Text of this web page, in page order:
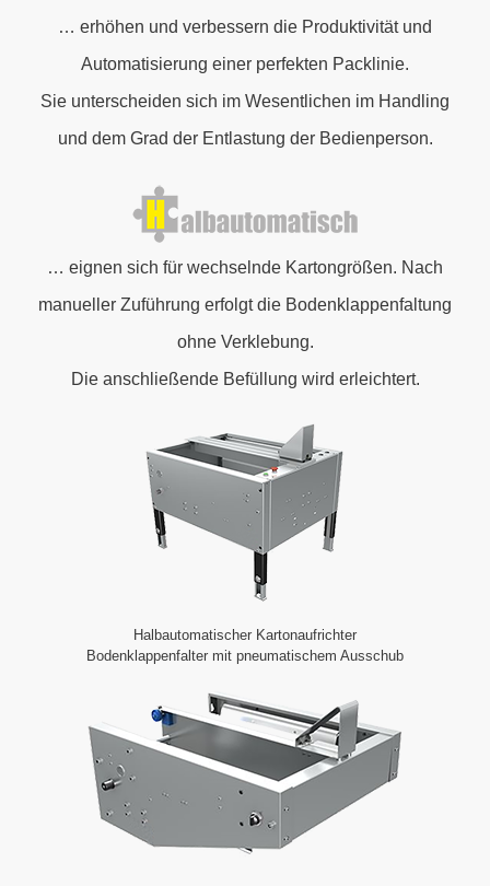
… erhöhen und verbessern die Produktivität und
Automatisierung einer perfekten Packlinie.
Sie unterscheiden sich im Wesentlichen im Handling
und dem Grad der Entlastung der Bedienperson.
… eignen sich für wechselnde Kartongrößen. Nach
manueller Zuführung erfolgt die Bodenklappenfaltung
ohne Verklebung.
Die anschließende Befüllung wird erleichtert.
Halbautomatischer Kartonaufrichter
Bodenklappenfalter mit pneumatischem Ausschub